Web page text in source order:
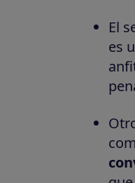
El
es